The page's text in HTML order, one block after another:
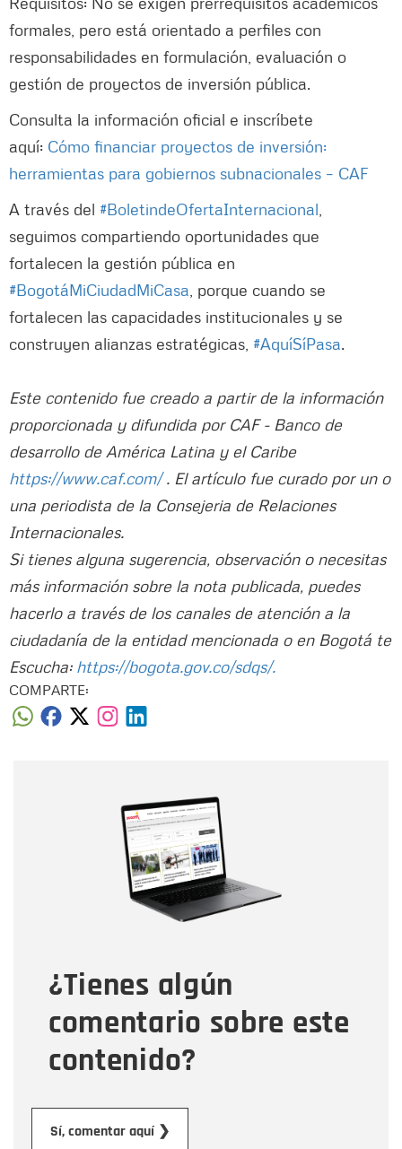
formales, pero está orientado a perfiles con
responsabilidades en formulación, evaluación o
gestión de proyectos de inversión pública.
Consulta la información oficial e inscríbete
aquí: Cómo financiar proyectos de inversión:
herramientas para gobiernos subnacionales – CAF
A través del #BoletindeOfertaInternacional
seguimos compartiendo oportunidades que
fortalecen la gestión pública en
#BogotáMiCiudadMiCasa , porque cuando se
fortalecen las capacidades institucionales y se
construyen alianzas estratégicas, #AquíSíPasa.
Este contenido fue creado a partir de la información
proporcionada y difundida por CAF - Banco de
desarrollo de América Latina y el Caribe
https://www.caf.com/. El artículo fue curado por un o
una periodista de la Consejeria de Relaciones
Internacionales.
Si tienes alguna sugerencia, observación o necesitas
más información sobre la nota publicada, puedes
hacerlo a través de los canales de atención a la
ciudadanía de la entidad mencionada o en Bogotá te
Escucha: https://bogota.gov.co/sdqs/.
COMPARTE:
¿Tienes algún
comentario sobre este
contenido?
Sí, comentar aquí ❯
Correo electrónico
Tipo de comentario
Mensaje